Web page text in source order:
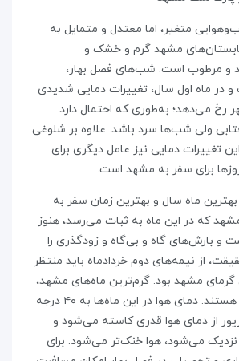
متغیر، اما معتدل و متمایل به
مشهد گرم و خشک و
و مرطوب است. شب‌های فصل بهار،
ماه اول سال، تغییرات دمایی شدیدی
می‌دهد؛ به‌طوری که احتمال دارد
ولی شب‌ها سرد باشد. علاوه بر شلوغی
تغییرات دمایی نیز عامل دیگری برای
برای سفر به مشهد است.
ماه سال و بهترین زمان سفر به
که در این ماه به ثبات می‌رسد، هنوز
و بارش‌های گاه‌ و بی‌گاه و زودگذری را
از نیمه‌های دوم خردادماه باید منتظر
مشهد بود. گرم‌ترین ماه‌های مشهد،
دو ماه اول تابستان هستند. دمای هوا در این ماه‌ها به ۴۰ درجه
از دمای هوا قدری کاسته می‌شود و
نزدیک می‌شود، هوا خنک‌تر می‌شود. برای